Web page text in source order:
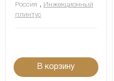
Россия , Инжекционный
плинтус
В корзину